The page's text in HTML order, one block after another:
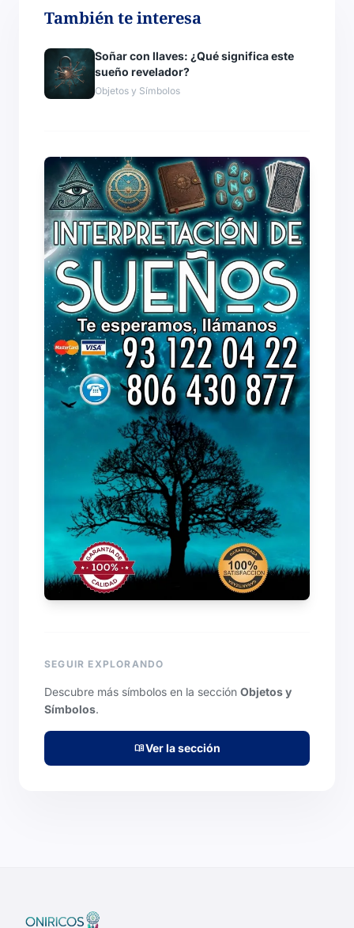
También te interesa
Soñar con llaves: ¿Qué significa este
sueño revelador?
Objetos y Símbolos
SEGUIR EXPLORANDO
Descubre más símbolos en la sección Objetos y
Símbolos.
menu_bookVer la sección